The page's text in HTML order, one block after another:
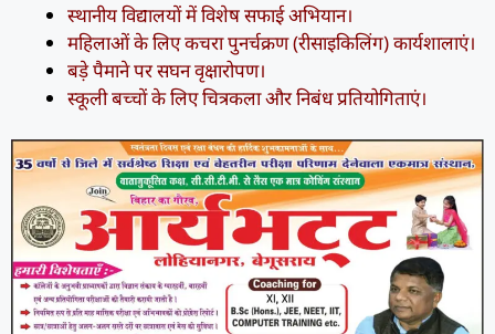
स्थानीय विद्यालयों में विशेष सफाई अभियान।
महिलाओं के लिए कचरा पुनर्चक्रण (रीसाइकिलिंग) कार्यशालाएं।
बड़े पैमाने पर सघन वृक्षारोपण।
स्कूली बच्चों के लिए चित्रकला और निबंध प्रतियोगिताएं।